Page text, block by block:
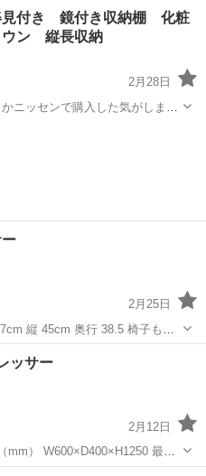
付き 鏡付き収納棚 化粧
ン 縦長収納
2月28日
ニッセンで購入した気がしま
2月25日
サー
ッサー
2月12日